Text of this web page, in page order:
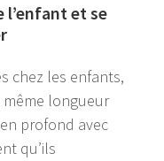
l’enfant et se
chez les enfants,
même longueur
profond avec
qu’ils